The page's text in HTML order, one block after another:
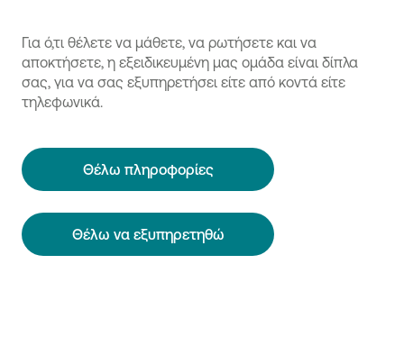
Για ό,τι θέλετε να μάθετε, να ρωτήσετε και να
αποκτήσετε, η εξειδικευμένη μας ομάδα είναι δίπλα
σας, για να σας εξυπηρετήσει είτε από κοντά είτε
τηλεφωνικά.
Θέλω πληροφορίες
Θέλω να εξυπηρετηθώ